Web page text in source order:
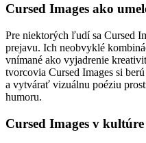
Cursed Images ako
Pre niektorých ľudí sa Cursed
prejavu. Ich neobvyklé
vnímané ako vyjadrenie
tvorcovia Cursed Images si
a vytvárať vizuálnu poéziu
humoru.
Cursed Images v